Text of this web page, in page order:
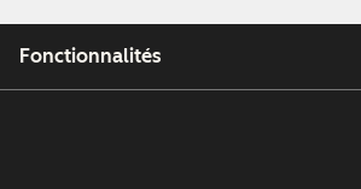
Fonctionnalités